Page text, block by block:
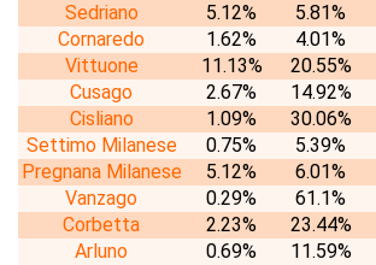
Sedriano
5.12% 5.81%
Cornaredo
1.62% 4.01%
Vittuone
11.13% 20.55%
Cusago
2.67% 14.92%
Cisliano
1.09% 30.06%
Settimo Milanese
0.75% 5.39%
Pregnana Milanese
5.12% 6.01%
Vanzago
0.29% 61.1%
Corbetta
2.23% 23.44%
Arluno
0.69% 11.59%